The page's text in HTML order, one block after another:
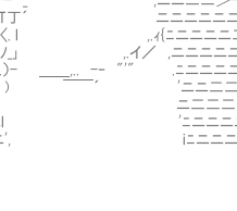
´ ニニニニニニニl
. l ,.ｨ{ﾆニニニニ二
｣ ,.イ／ ,ニニニ
＿＿,.. -‐ "'" .ﾆニニ
) ￣￣´ 'ニニ二
イl ニ二二二
ニl 'ﾆニニニニ
ニ', iﾆニニニニニ